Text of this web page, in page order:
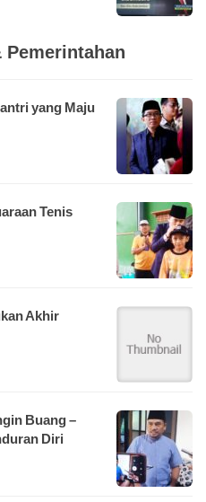
yang Maju
Tenis
Akhir
Buang –
Diri